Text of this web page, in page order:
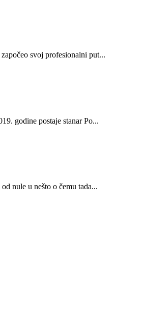
svoj profesionalni put...
godine postaje stanar Po...
nule u nešto o čemu tada...